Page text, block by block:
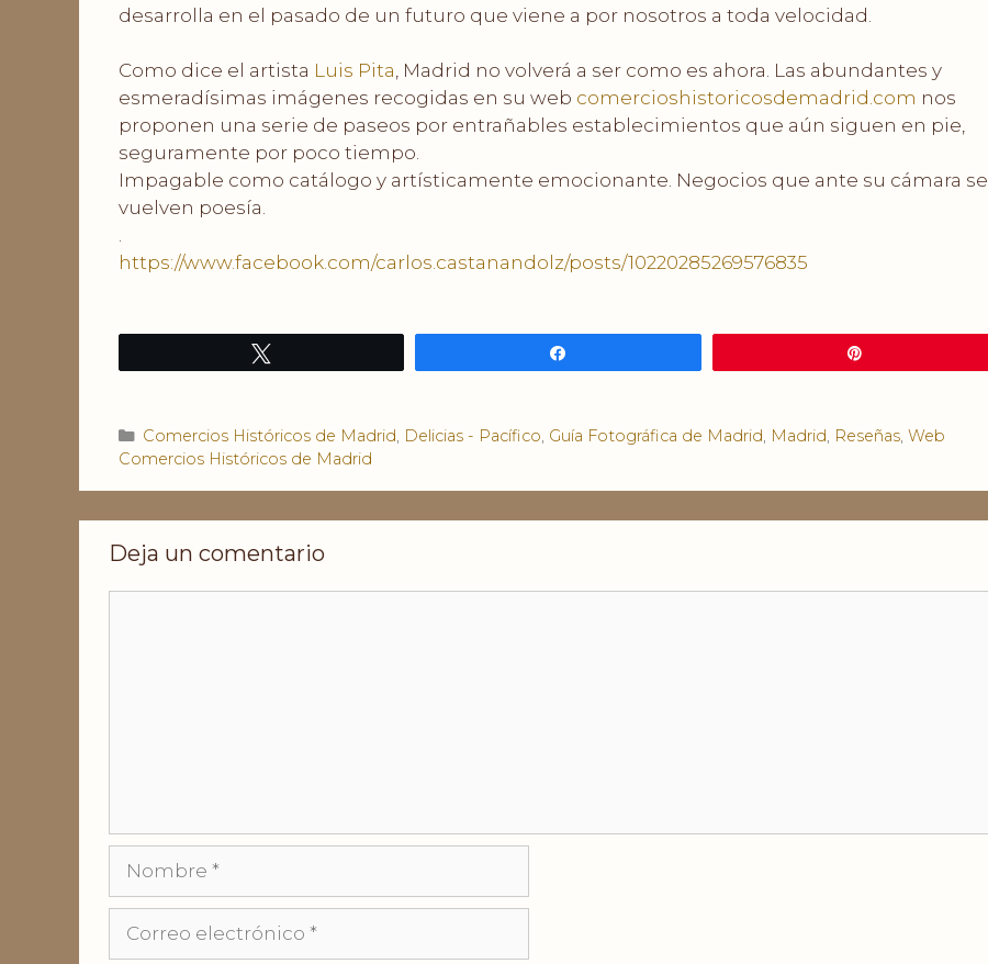
desarrolla en el pasado de un futuro que viene a por nosotros a toda velocidad.
Como dice el artista Luis Pita , Madrid no volverá a ser como es ahora. Las abundantes y
esmeradísimas imágenes recogidas en su web comercioshistoricosdemadrid.com nos
proponen una serie de paseos por entrañables establecimientos que aún siguen en pie,
seguramente por poco tiempo.
Impagable como catálogo y artísticamente emocionante. Negocios que ante su cámara se
vuelven poesía.
https://www.facebook.com/carlos.castanandolz/posts/10220285269576835
Categorías
Comercios Históricos de Madrid, Delicias - Pacífico, Guía Fotográfica de Madrid, Madrid, Reseñas, Web
Comercios Históricos de Madrid
Deja un comentario
electrónico